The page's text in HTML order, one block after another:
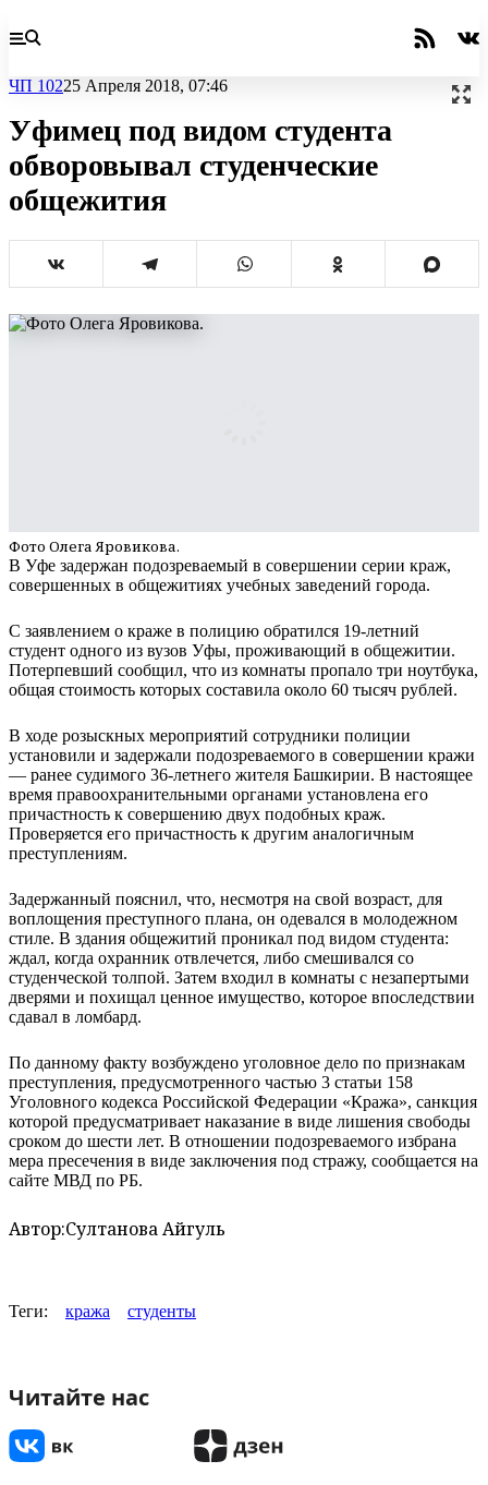
ЧП 10225 Апреля 2018, 07:46
Уфимец под видом студента
обворовывал студенческие
общежития
Фото Олега Яровикова.
В Уфе задержан подозреваемый в совершении серии краж,
совершенных в общежитиях учебных заведений города.
С заявлением о краже в полицию обратился 19-летний
студент одного из вузов Уфы, проживающий в общежитии.
Потерпевший сообщил, что из комнаты пропало три ноутбука,
общая стоимость которых составила около 60 тысяч рублей.
В ходе розыскных мероприятий сотрудники полиции
установили и задержали подозреваемого в совершении кражи
— ранее судимого 36-летнего жителя Башкирии. В настоящее
время правоохранительными органами установлена его
причастность к совершению двух подобных краж.
Проверяется его причастность к другим аналогичным
преступлениям.
Задержанный пояснил, что, несмотря на свой возраст, для
воплощения преступного плана, он одевался в молодежном
стиле. В здания общежитий проникал под видом студента:
ждал, когда охранник отвлечется, либо смешивался со
студенческой толпой. Затем входил в комнаты с незапертыми
дверями и похищал ценное имущество, которое впоследствии
сдавал в ломбард.
По данному факту возбуждено уголовное дело по признакам
преступления, предусмотренного частью 3 статьи 158
Уголовного кодекса Российской Федерации «Кража», санкция
которой предусматривает наказание в виде лишения свободы
сроком до шести лет. В отношении подозреваемого избрана
мера пресечения в виде заключения под стражу, сообщается на
сайте МВД по РБ.
Автор:Султанова Айгуль
Теги: кража студенты
Читайте нас